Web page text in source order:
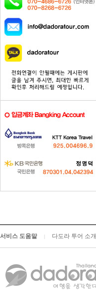
서비스 도움말 다도라 투어 소개